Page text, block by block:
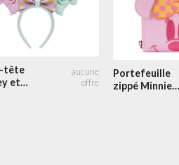
tête
et
Portefeuille
zippé Minnie